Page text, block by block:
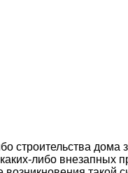
строительства дома
либо внезапных